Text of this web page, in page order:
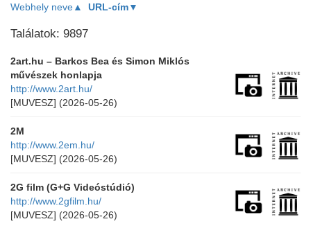
Webhely neve▲ URL-cím▼
Találatok: 9897
2art.hu – Barkos Bea és Simon Miklós
művészek honlapja
http://www.2art.hu/
[MUVESZ] (2026-05-26)
2M
http://www.2em.hu/
[MUVESZ] (2026-05-26)
2G film (G+G Videóstúdió)
http://www.2gfilm.hu/
[MUVESZ] (2026-05-26)